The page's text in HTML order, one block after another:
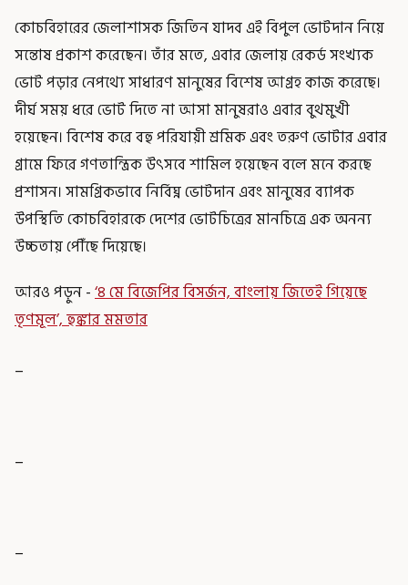
কোচবিহারের জেলাশাসক জিতিন যাদব এই বিপুল ভোটদান নিয়ে
সন্তোষ প্রকাশ করেছেন। তাঁর মতে, এবার জেলায় রেকর্ড সংখ্যক
ভোট পড়ার নেপথ্যে সাধারণ মানুষের বিশেষ আগ্রহ কাজ করেছে।
দীর্ঘ সময় ধরে ভোট দিতে না আসা মানুষরাও এবার বুথমুখী
হয়েছেন। বিশেষ করে বহু পরিযায়ী শ্রমিক এবং তরুণ ভোটার এবার
গ্রামে ফিরে গণতান্ত্রিক উৎসবে শামিল হয়েছেন বলে মনে করছে
প্রশাসন। সামগ্রিকভাবে নির্বিঘ্ন ভোটদান এবং মানুষের ব্যাপক
উপস্থিতি কোচবিহারকে দেশের ভোটচিত্রের মানচিত্রে এক অনন্য
উচ্চতায় পৌঁছে দিয়েছে।
আরও পড়ুন -‘৪ মে বিজেপির বিসর্জন, বাংলায় জিতেই গিয়েছে
তৃণমূল’, হুঙ্কার মমতার
_
_
_